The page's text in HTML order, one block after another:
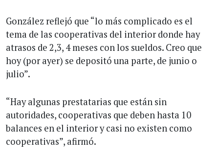
González reflejó que “lo más complicado es el
tema de las cooperativas del interior donde hay
atrasos de 2,3, 4 meses con los sueldos. Creo que
hoy (por ayer) se depositó una parte, de junio o
julio”.
“Hay algunas prestatarias que están sin
autoridades, cooperativas que deben hasta 10
balances en el interior y casi no existen como
cooperativas”, afirmó.